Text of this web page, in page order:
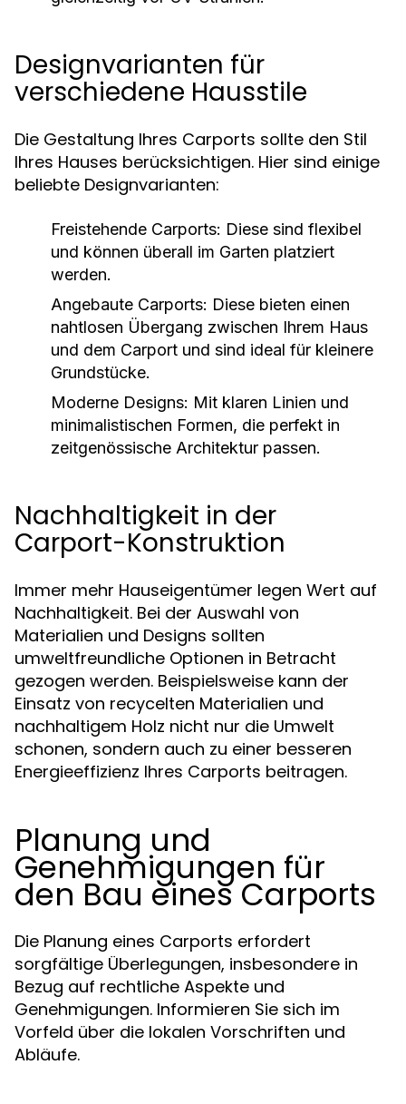
Designvarianten für
verschiedene Hausstile
Die Gestaltung Ihres Carports sollte den Stil
Ihres Hauses berücksichtigen. Hier sind einige
beliebte Designvarianten:
Freistehende Carports: Diese sind flexibel
und können überall im Garten platziert
werden.
Angebaute Carports: Diese bieten einen
nahtlosen Übergang zwischen Ihrem Haus
und dem Carport und sind ideal für kleinere
Grundstücke.
Moderne Designs: Mit klaren Linien und
minimalistischen Formen, die perfekt in
zeitgenössische Architektur passen.
Nachhaltigkeit in der
Carport-Konstruktion
Immer mehr Hauseigentümer legen Wert auf
Nachhaltigkeit. Bei der Auswahl von
Materialien und Designs sollten
umweltfreundliche Optionen in Betracht
gezogen werden. Beispielsweise kann der
Einsatz von recycelten Materialien und
nachhaltigem Holz nicht nur die Umwelt
schonen, sondern auch zu einer besseren
Energieeffizienz Ihres Carports beitragen.
Planung und
Genehmigungen für
den Bau eines Carports
Die Planung eines Carports erfordert
sorgfältige Überlegungen, insbesondere in
Bezug auf rechtliche Aspekte und
Genehmigungen. Informieren Sie sich im
Vorfeld über die lokalen Vorschriften und
Abläufe.